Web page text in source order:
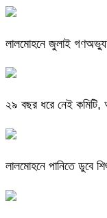
লালমোহনে জুলাই
২৯ বছর ধরে নেই কমিটি,
লালমোহনে পানিতে ডুবে